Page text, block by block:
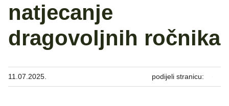
natjecanje
dragovoljnih ročnika
11.07.2025. podijeli stranicu: